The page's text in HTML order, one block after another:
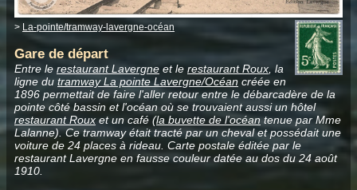
> La-pointe/tramway-lavergne-océan
Gare de départ
Entre le restaurant Lavergne et le restaurant Roux, la
ligne du tramway La pointe Lavergne/Océan créée en
1896 permettait de faire l'aller retour entre le débarcadère de la
pointe côté bassin et l'océan où se trouvaient aussi un hôtel
restaurant Rouxet un café (la buvette de l'océantenue par Mme
Lalanne). Ce tramway était tracté par un cheval et possédait une
voiture de 24 places à rideau. Carte postale éditée par le
restaurant Lavergne en fausse couleur datée au dos du 24 août
1910.